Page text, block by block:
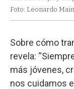
Foto: Leonardo
Sobre cómo
revela:
más jóvenes,
nos cuidamos